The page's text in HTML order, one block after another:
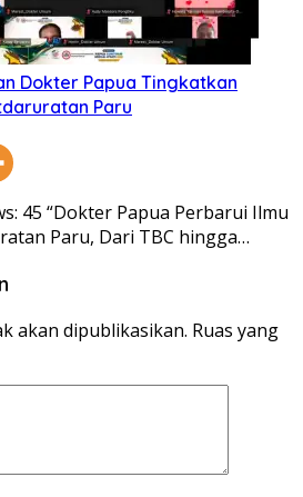
Dokter Papua Tingkatkan
Paru
45 “Dokter Papua Perbarui Ilmu
Paru, Dari TBC hingga…
akan dipublikasikan. Ruas yang